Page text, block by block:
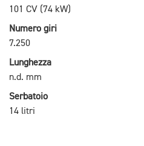
101 CV (74 kW)
Numero giri
7.250
Lunghezza
n.d. mm
Serbatoio
14 litri